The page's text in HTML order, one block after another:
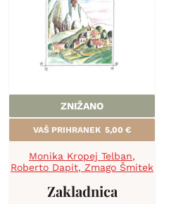
ZNIŽANO
VAŠ PRIHRANEK 5,00 €
Monika Kropej Telban,
Roberto Dapit, Zmago Šmitek
Zakladnica